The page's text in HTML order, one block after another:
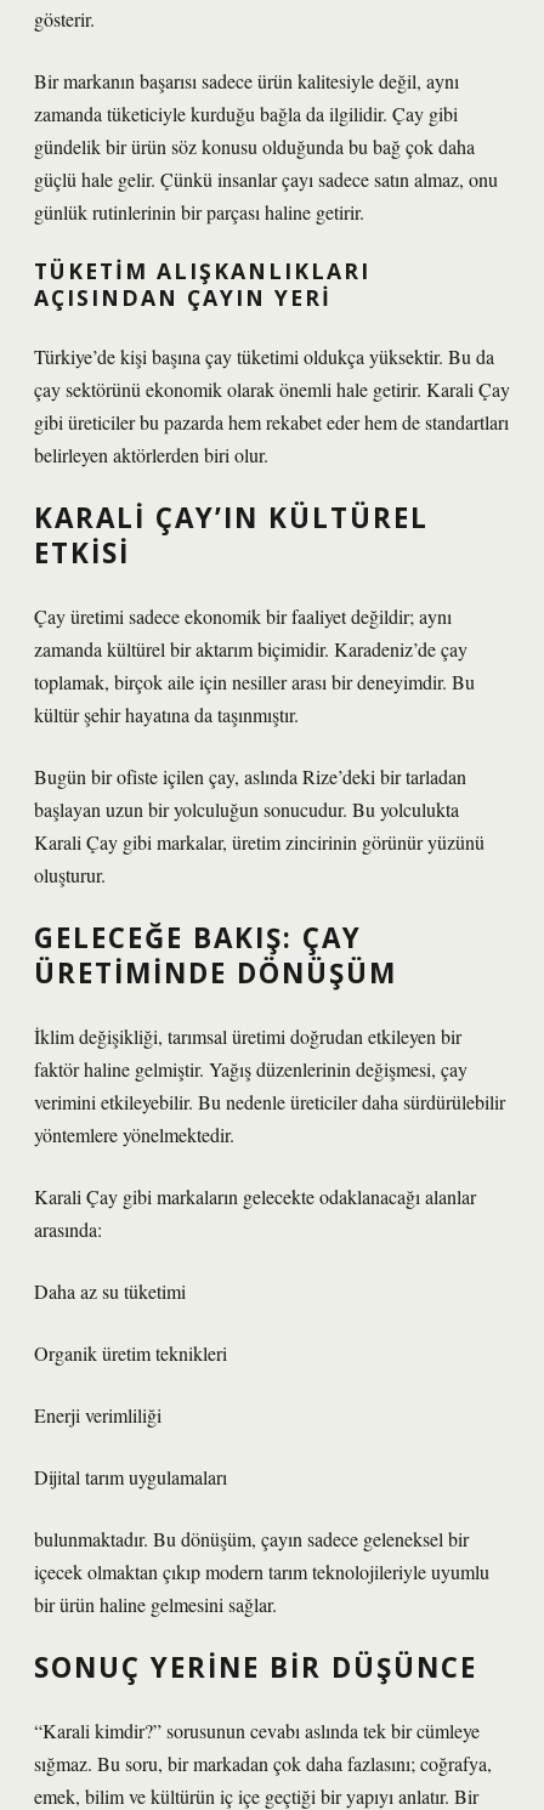
gösterir.
Bir markanın başarısı sadece ürün kalitesiyle değil, aynı
zamanda tüketiciyle kurduğu bağla da ilgilidir. Çay gibi
gündelik bir ürün söz konusu olduğunda bu bağ çok daha
güçlü hale gelir. Çünkü insanlar çayı sadece satın almaz, onu
günlük rutinlerinin bir parçası haline getirir.
TÜKETIM ALIŞKANLIKLARI
AÇISINDAN ÇAYIN YERI
Türkiye’de kişi başına çay tüketimi oldukça yüksektir. Bu da
çay sektörünü ekonomik olarak önemli hale getirir. Karali Çay
gibi üreticiler bu pazarda hem rekabet eder hem de standartları
belirleyen aktörlerden biri olur.
KARALI ÇAY’IN KÜLTÜREL
ETKISI
Çay üretimi sadece ekonomik bir faaliyet değildir; aynı
zamanda kültürel bir aktarım biçimidir. Karadeniz’de çay
toplamak, birçok aile için nesiller arası bir deneyimdir. Bu
kültür şehir hayatına da taşınmıştır.
Bugün bir ofiste içilen çay, aslında Rize’deki bir tarladan
başlayan uzun bir yolculuğun sonucudur. Bu yolculukta
Karali Çay gibi markalar, üretim zincirinin görünür yüzünü
oluşturur.
GELECEĞE BAKIŞ: ÇAY
ÜRETIMINDE DÖNÜŞÜM
İklim değişikliği, tarımsal üretimi doğrudan etkileyen bir
faktör haline gelmiştir. Yağış düzenlerinin değişmesi, çay
verimini etkileyebilir. Bu nedenle üreticiler daha sürdürülebilir
yöntemlere yönelmektedir.
Karali Çay gibi markaların gelecekte odaklanacağı alanlar
arasında:
Daha az su tüketimi
Organik üretim teknikleri
Enerji verimliliği
Dijital tarım uygulamaları
bulunmaktadır. Bu dönüşüm, çayın sadece geleneksel bir
içecek olmaktan çıkıp modern tarım teknolojileriyle uyumlu
bir ürün haline gelmesini sağlar.
SONUÇ YERINE BIR DÜŞÜNCE
“Karali kimdir?” sorusunun cevabı aslında tek bir cümleye
sığmaz. Bu soru, bir markadan çok daha fazlasını; coğrafya,
emek, bilim ve kültürün iç içe geçtiği bir yapıyı anlatır. Bir